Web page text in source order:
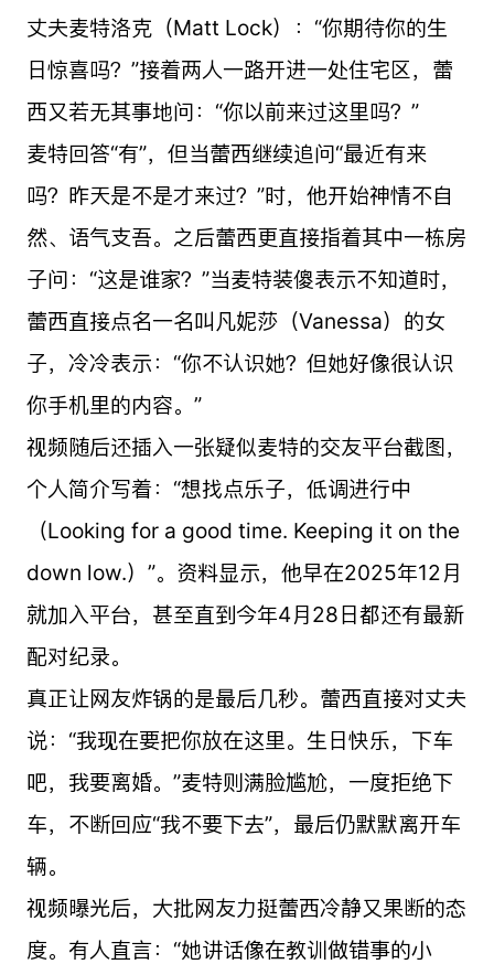
丈夫麦特洛克（Matt Lock）：“你期待你的生
日惊喜吗？”接着两人一路开进一处住宅区，蕾
西又若无其事地问：“你以前来过这里吗？”
麦特回答“有”，但当蕾西继续追问“最近有来
吗？昨天是不是才来过？”时，他开始神情不自
然、语气支吾。之后蕾西更直接指着其中一栋房
子问：“这是谁家？”当麦特装傻表示不知道时，
蕾西直接点名一名叫凡妮莎（Vanessa）的女
子，冷冷表示：“你不认识她？但她好像很认识
你手机里的内容。”
视频随后还插入一张疑似麦特的交友平台截图，
个人简介写着：“想找点乐子，低调进行中
（Looking for a good time. Keeping it on the
down low.）”。资料显示，他早在2025年12月
就加入平台，甚至直到今年4月28日都还有最新
配对纪录。
真正让网友炸锅的是最后几秒。蕾西直接对丈夫
说：“我现在要把你放在这里。生日快乐，下车
吧，我要离婚。”麦特则满脸尴尬，一度拒绝下
车，不断回应“我不要下去”，最后仍默默离开车
辆。
视频曝光后，大批网友力挺蕾西冷静又果断的态
度。有人直言：“她讲话像在教训做错事的小